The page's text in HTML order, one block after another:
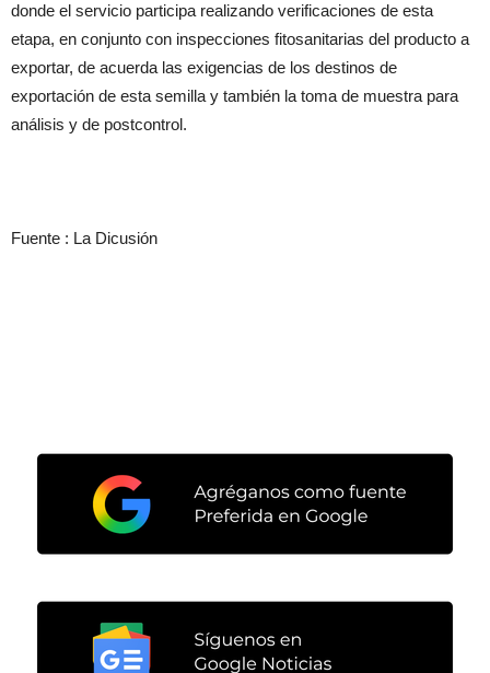
donde el servicio participa realizando verificaciones de esta
etapa, en conjunto con inspecciones fitosanitarias del producto a
exportar, de acuerda las exigencias de los destinos de
exportación de esta semilla y también la toma de muestra para
análisis y de postcontrol.
Fuente : La Dicusión